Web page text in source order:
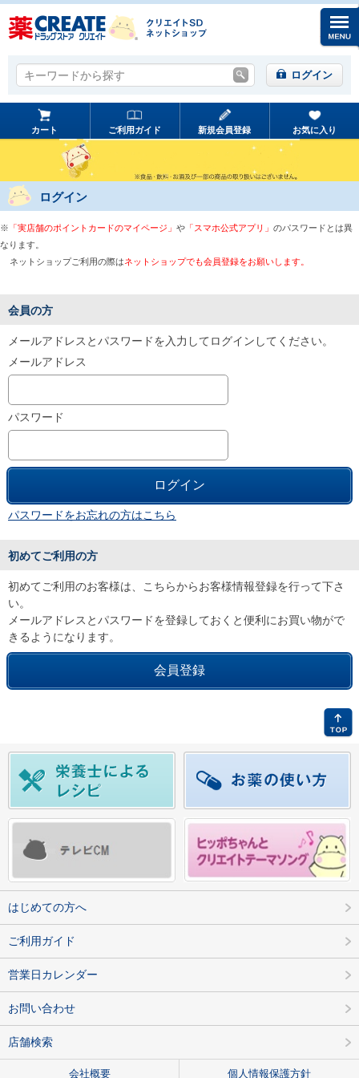
キーワードから探す
キーワードから探す ログイン
カート ご利用ガイド 新規会員登録 お気に入り
ログイン
※ 「実店舗のポイントカードのマイページ」 や 「スマホ公式アプリ」 のパスワードとは異
なります。
ネットショップご利用の際はネットショップでも会員登録をお願いします。
会員の方
メールアドレスとパスワードを入力してログインしてください。
メールアドレス
パスワード
パスワードをお忘れの方はこちら
初めてご利用の方
初めてご利用のお客様は、こちらからお客様情報登録を行って下さ
い。
メールアドレスとパスワードを登録しておくと便利にお買い物がで
きるようになります。
はじめての方へ
ご利用ガイド
営業日カレンダー
お問い合わせ
店舗検索
会社概要 個人情報保護方針